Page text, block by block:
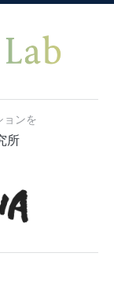
ョンを
所